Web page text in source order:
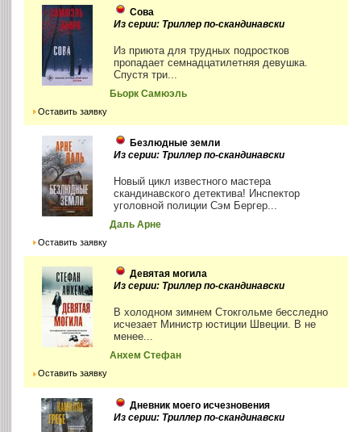
Сова
Из серии: Триллер по-скандинавски
Из приюта для трудных подростков
пропадает семнадцатилетняя девушка.
Спустя три...
Бьорк Самюэль
Оставить заявку
Безлюдные земли
Из серии: Триллер по-скандинавски
Новый цикл известного мастера
скандинавского детектива! Инспектор
уголовной полиции Сэм Бергер...
Даль Арне
Оставить заявку
Девятая могила
Из серии: Триллер по-скандинавски
В холодном зимнем Стокгольме бесследно
исчезает Министр юстиции Швеции. В не
менее...
Анхем Стефан
Оставить заявку
Дневник моего исчезновения
Из серии: Триллер по-скандинавски